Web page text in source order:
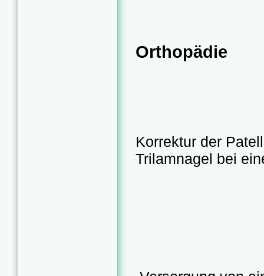
Orthopädie
Korrektur der
Trilamnagel bei